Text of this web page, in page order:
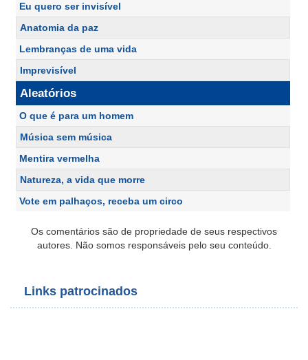
Eu quero ser invisível
Anatomia da paz
Lembranças de uma vida
Imprevisível
Aleatórios
O que é para um homem
Música sem música
Mentira vermelha
Natureza, a vida que morre
Vote em palhaços, receba um circo
Os comentários são de propriedade de seus respectivos
autores. Não somos responsáveis pelo seu conteúdo.
Links patrocinados